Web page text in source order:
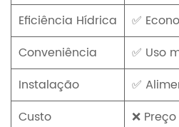
Eficiência Hídrica
✅
Conveniência
✅ Uso
Instalação
✅
Custo
❌